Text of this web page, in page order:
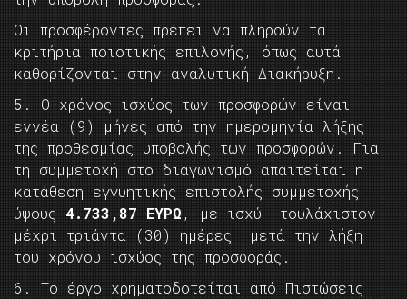
Οι προσφέροντες πρέπει να πληρούν τα
κριτήρια ποιοτικής επιλογής, όπως αυτά
καθορίζονται στην αναλυτική Διακήρυξη.
5. Ο χρόνος ισχύος των προσφορών είναι
εννέα (9) μήνες από την ημερομηνία λήξης
της προθεσμίας υποβολής των προσφορών. Για
τη συμμετοχή στο διαγωνισμό απαιτείται η
κατάθεση εγγυητικής επιστολής συμμετοχής
ύψους 4.733,87 ΕΥΡΩ , με ισχύ τουλάχιστον
μέχρι τριάντα (30) ημέρες μετά την λήξη
του χρόνου ισχύος της προσφοράς.
6. Το έργο χρηματοδοτείται από Πιστώσεις